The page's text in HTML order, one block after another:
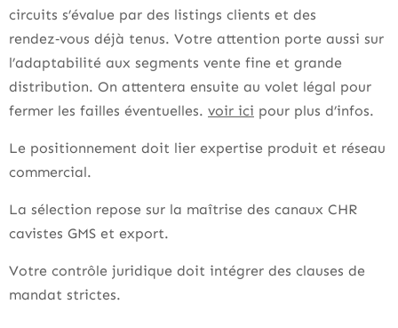
circuits s’évalue par des listings clients et des
rendez‑vous déjà tenus. Votre attention porte aussi sur
l’adaptabilité aux segments vente fine et grande
distribution. On attentera ensuite au volet légal pour
fermer les failles éventuelles. voir ici pour plus d’infos.
Le positionnement doit lier expertise produit et réseau
commercial.
La sélection repose sur la maîtrise des canaux CHR
cavistes GMS et export.
Votre contrôle juridique doit intégrer des clauses de
mandat strictes.